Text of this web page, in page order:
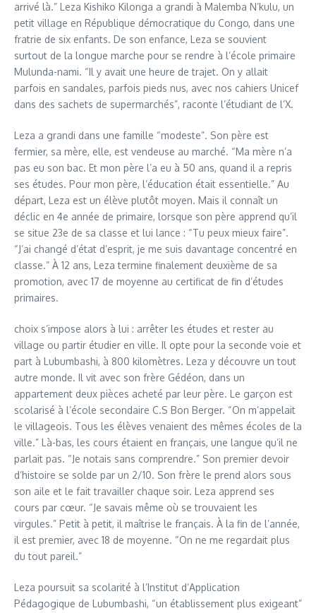
arrivé là.” Leza Kishiko Kilonga a grandi à Malemba N’kulu, un
petit village en République démocratique du Congo, dans une
fratrie de six enfants. De son enfance, Leza se souvient
surtout de la longue marche pour se rendre à l’école primaire
Mulunda-nami. “Il y avait une heure de trajet. On y allait
parfois en sandales, parfois pieds nus, avec nos cahiers Unicef
dans des sachets de supermarchés”, raconte l’étudiant de l’X.
Leza a grandi dans une famille “modeste”. Son père est
fermier, sa mère, elle, est vendeuse au marché. “Ma mère n’a
pas eu son bac. Et mon père l’a eu à 50 ans, quand il a repris
ses études. Pour mon père, l’éducation était essentielle.” Au
départ, Leza est un élève plutôt moyen. Mais il connaît un
déclic en 4e année de primaire, lorsque son père apprend qu’il
se situe 23e de sa classe et lui lance : “Tu peux mieux faire”.
“J’ai changé d’état d’esprit, je me suis davantage concentré en
classe.” À 12 ans, Leza termine finalement deuxième de sa
promotion, avec 17 de moyenne au certificat de fin d’études
primaires.
choix s’impose alors à lui : arrêter les études et rester au
village ou partir étudier en ville. Il opte pour la seconde voie et
part à Lubumbashi, à 800 kilomètres. Leza y découvre un tout
autre monde. Il vit avec son frère Gédéon, dans un
appartement deux pièces acheté par leur père. Le garçon est
scolarisé à l’école secondaire C.S Bon Berger. “On m’appelait
le villageois. Tous les élèves venaient des mêmes écoles de la
ville.” Là-bas, les cours étaient en français, une langue qu’il ne
parlait pas. “Je notais sans comprendre.” Son premier devoir
d’histoire se solde par un 2/10. Son frère le prend alors sous
son aile et le fait travailler chaque soir. Leza apprend ses
cours par cœur. “Je savais même où se trouvaient les
virgules.” Petit à petit, il maîtrise le français. À la fin de l’année,
il est premier, avec 18 de moyenne. “On ne me regardait plus
du tout pareil.”
Leza poursuit sa scolarité à l’Institut d’Application
Pédagogique de Lubumbashi, “un établissement plus exigeant”